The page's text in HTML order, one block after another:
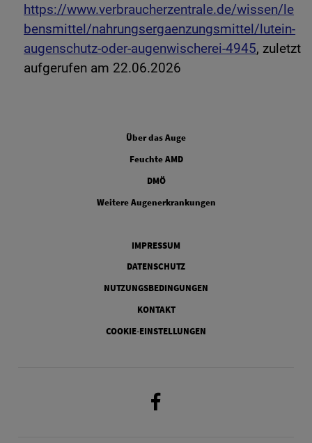
https://www.verbraucherzentrale.de/wissen/le
bensmittel/nahrungsergaenzungsmittel/lutein-
augenschutz-oder-augenwischerei-4945, zuletzt
aufgerufen am 22.06.2026
Über das Auge
Feuchte AMD
DMÖ
Weitere Augenerkrankungen
IMPRESSUM
DATENSCHUTZ
NUTZUNGSBEDINGUNGEN
KONTAKT
COOKIE-EINSTELLUNGEN